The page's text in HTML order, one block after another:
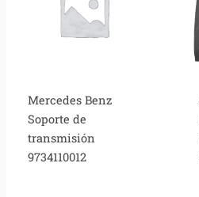
Mercedes Benz
Soporte de
transmisión
9734110012